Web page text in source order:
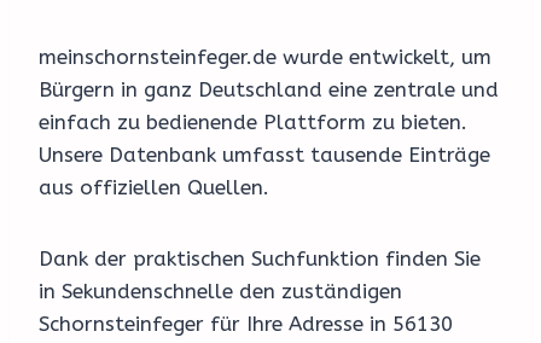
meinschornsteinfeger.de wurde entwickelt, um
Bürgern in ganz Deutschland eine zentrale und
einfach zu bedienende Plattform zu bieten.
Unsere Datenbank umfasst tausende Einträge
aus offiziellen Quellen.
Dank der praktischen Suchfunktion finden Sie
in Sekundenschnelle den zuständigen
Schornsteinfeger für Ihre Adresse in 56130